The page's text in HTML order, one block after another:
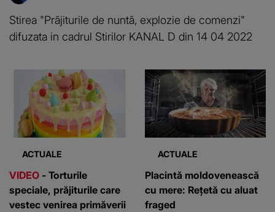
Stirea "Prăjiturile de nuntă, explozie de comenzi"
difuzata in cadrul Stirilor KANAL D din 14 04 2022
ACTUALE
VIDEO - Torturile
speciale, prăjiturile care
vestec venirea primăverii
ACTUALE
Placintă moldovenească
cu mere: Reţetă cu aluat
fraged